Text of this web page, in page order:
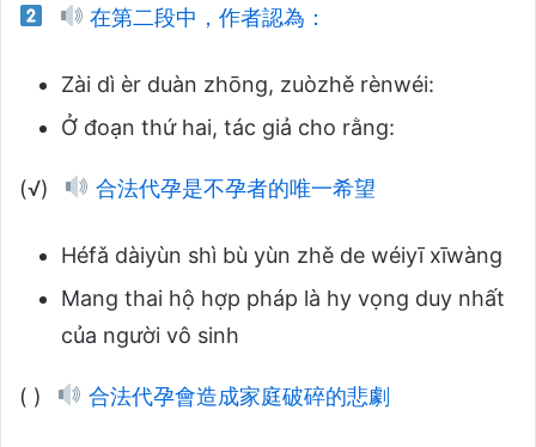
在第二段中，作者認為：
Zài dì èr duàn zhōng, zuòzhě rènwéi:
Ở đoạn thứ hai, tác giả cho rằng:
(√) 合法代孕是不孕者的唯一希望
Héfǎ dàiyùn shì bù yùn zhě de wéiyī xīwàng
Mang thai hộ hợp pháp là hy vọng duy nhất
của người vô sinh
( ) 合法代孕會造成家庭破碎的悲劇